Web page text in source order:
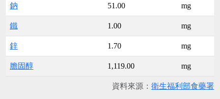
鈉 51.00 mg
鐵 1.00 mg
鋅 1.70 mg
膽固醇 1,119.00 mg
資料來源： 衛生福利部食藥署